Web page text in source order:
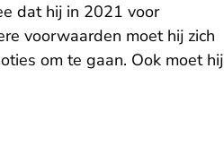
dat hij in 2021 voor
voorwaarden moet hij zich
om te gaan. Ook moet hij